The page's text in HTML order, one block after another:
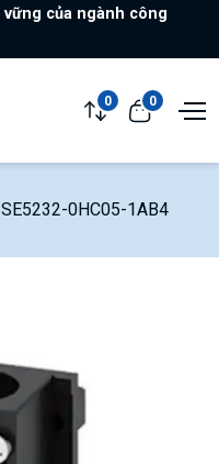
của ngành công
0 0
0HC05-1AB4